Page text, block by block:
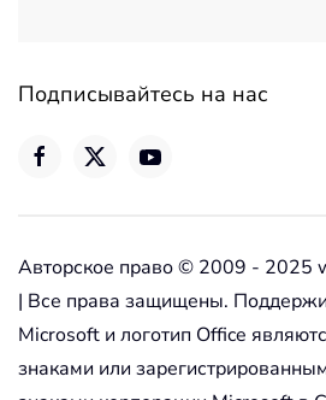
Подписывайтесь на нас
Авторское право © 2009 - 2025
| Все права защищены.
Microsoft и логотип Office
знаками или